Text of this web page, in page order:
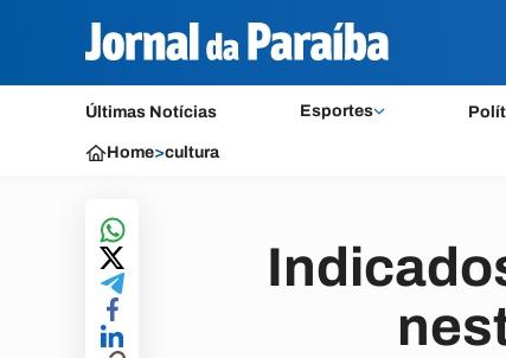
Últimas Notícias Esportes
Home>cultura